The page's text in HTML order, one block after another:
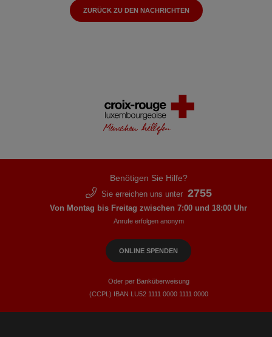
ZURÜCK ZU DEN NACHRICHTEN
Benötigen Sie Hilfe?
Sie erreichen uns unter 2755
Von Montag bis Freitag zwischen 7:00 und 18:00 Uhr
Anrufe erfolgen anonym
ONLINE SPENDEN
Oder per Banküberweisung
(CCPL) IBAN LU52​ 1111​ 0000​ 1111​ 0000